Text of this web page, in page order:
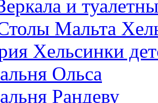
и
Мальта
Хельсинки
Ольса
Рандеву